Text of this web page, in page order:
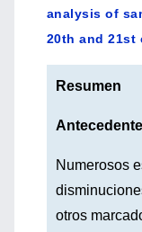
analysis of
20th and 21st
Resumen
Numerosos
otros